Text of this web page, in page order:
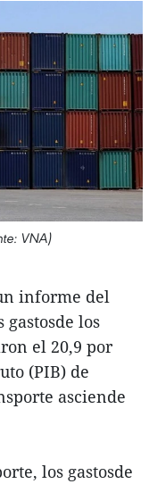
VNA)
informe del
los
el 20,9 por
(PIB) de
asciende
los gastosde